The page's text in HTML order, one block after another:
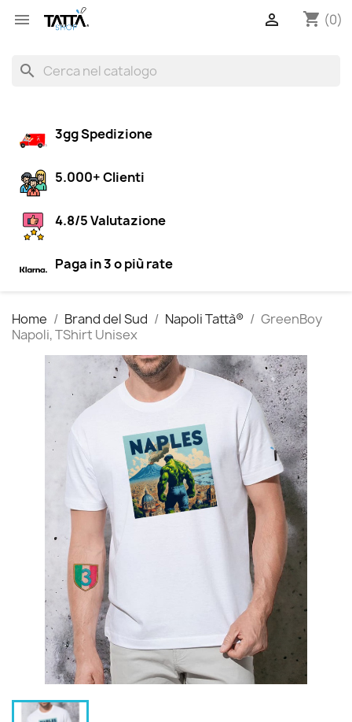
 shopping_cart (0)

search
3gg Spedizione
5.000+ Clienti
4.8/5 Valutazione
Paga in 3 o più rate
Home Brand del Sud Napoli Tattà®
GreenBoy
Napoli, TShirt Unisex